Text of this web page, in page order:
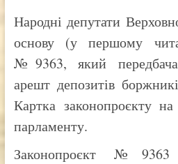
Народні депутати
основу (у першому
№9363, який
арешт депозитів
Картка законопроєкту на
парламенту.
Законопроєкт №9363